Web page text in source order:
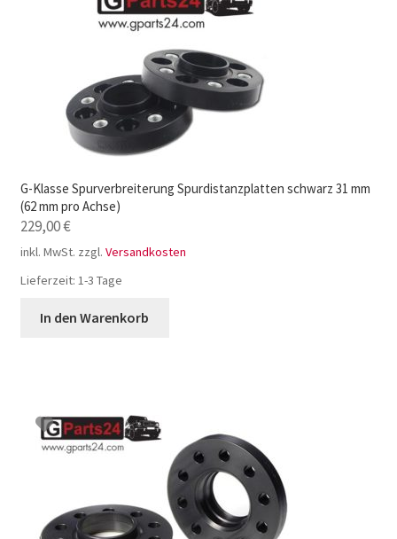
G-Klasse Spurverbreiterung Spurdistanzplatten schwarz 31 mm
(62 mm pro Achse)
229,00€
inkl. MwSt. zzgl. Versandkosten
Lieferzeit: 1-3 Tage
In den Warenkorb